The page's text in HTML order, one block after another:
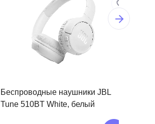
Беспроводные наушники JBL
Tune 510BT White, белый